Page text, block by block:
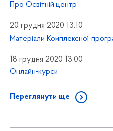
Про Освітній центр
20 грудня 2020 13:10
Матеріали Комплексної
18 грудня 2020 13:00
Онлайн-курси
Переглянути ще